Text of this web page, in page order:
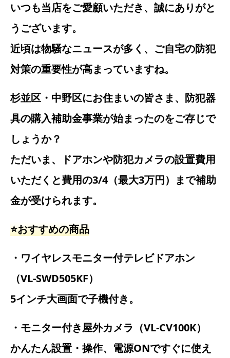
いつも当店をご愛顧いただき、誠にありがと
うございます。
近頃は物騒なニュースが多く、ご自宅の防犯
対策の重要性が高まっていますね。
杉並区・中野区にお住まいの皆さま、防犯器
具の購入補助金事業が始まったのをご存じで
しょうか？
ただいま、ドアホンや防犯カメラの設置費用
いただくと費用の3/4（最大3万円）まで補助
金が受けられます。
⭐️おすすめの商品
・ワイヤレスモニター付テレビドアホン
（VL-SWD505KF）
5インチ大画面で子機付き。
・モニター付き屋外カメラ（VL-CV100K）
かんたん設置・操作、電源ONですぐに使え